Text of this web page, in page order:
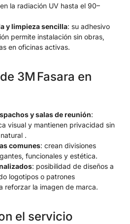
la radiación UV hasta el 90–
y limpieza sencilla: su adhesivo
permite instalación sin obras,
en oficinas activas.
3M Fasara en
y salas de reunión:
visual y mantienen privacidad sin
.
comunes: crean divisiones
funcionales y estética.
: posibilidad de diseños a
logotipos o patrones
reforzar la imagen de marca.
el servicio